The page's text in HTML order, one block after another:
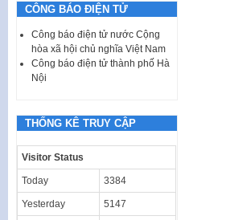
CÔNG BÁO ĐIỆN TỬ
Công báo điện tử nước Cộng
hòa xã hội chủ nghĩa Việt Nam
Công báo điện tử thành phố Hà
Nội
THỐNG KÊ TRUY CẬP
Visitor Status
Today 3384
Yesterday 5147